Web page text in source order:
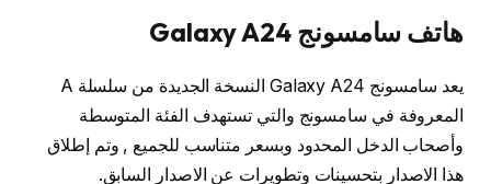
هاتف سامسونج Galaxy A24
يعد سامسونج Galaxy A24 النسخة الجديدة من سلسلة A
المعروفة في سامسونج والتي تستهدف الفئة المتوسطة
وأصحاب الدخل المحدود وبسعر متناسب للجميع , وتم إطلاق
هذا الاصدار بتحسينات وتطويرات عن الاصدار السابق.